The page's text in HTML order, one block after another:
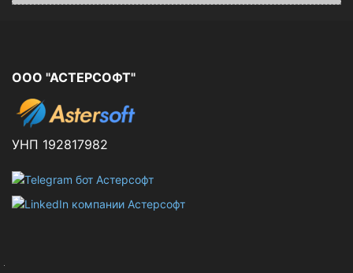
ООО "АСТЕРСОФТ"
УНП 192817982